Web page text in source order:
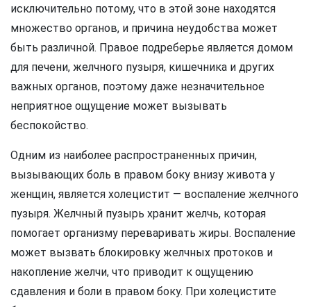
исключительно потому, что в этой зоне находятся
множество органов, и причина неудобства может
быть различной. Правое подреберье является домом
для печени, желчного пузыря, кишечника и других
важных органов, поэтому даже незначительное
неприятное ощущение может вызывать
беспокойство.
Одним из наиболее распространенных причин,
вызывающих боль в правом боку внизу живота у
женщин, является холецистит — воспаление желчного
пузыря. Желчный пузырь хранит желчь, которая
помогает организму переваривать жиры. Воспаление
может вызвать блокировку желчных протоков и
накопление желчи, что приводит к ощущению
сдавления и боли в правом боку. При холецистите